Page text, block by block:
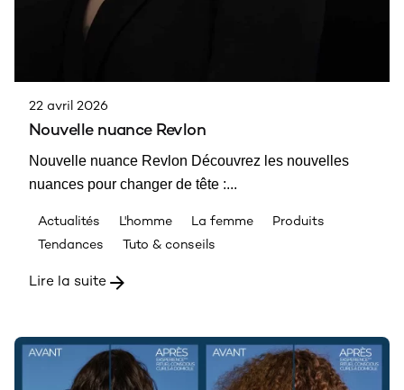
22 avril 2026
Nouvelle nuance Revlon
Nouvelle nuance Revlon Découvrez les nouvelles
nuances pour changer de tête :...
Actualités L'homme La femme
Produits
Tendances
Tuto & conseils
Lire la suite